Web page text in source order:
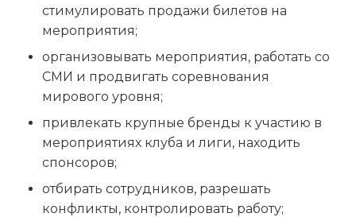
стимулировать продажи билетов на
мероприятия;
организовывать мероприятия, работать со
СМИ и продвигать соревнования
мирового уровня;
привлекать крупные бренды к участию в
мероприятиях клуба и лиги, находить
спонсоров;
отбирать сотрудников, разрешать
конфликты, контролировать работу;